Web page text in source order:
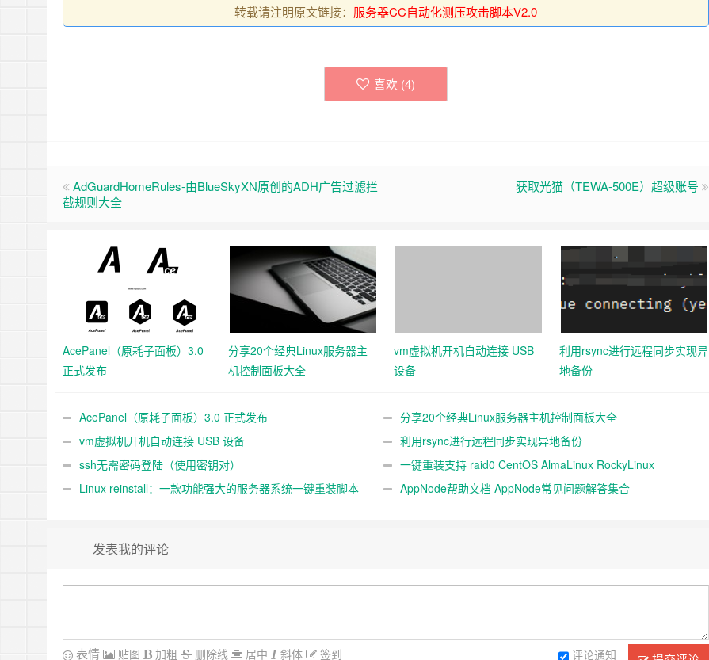
转载请注明原文链接： 服务器CC自动化测压攻击脚本V2.0
喜欢 (4)
AdGuardHomeRules-由BlueSkyXN原创的ADH广告过滤拦
截规则大全
获取光猫（TEWA-500E）超级账号
AcePanel（原耗子面板）3.0
正式发布
分享20个经典Linux服务器主
机控制面板大全
vm虚拟机开机自动连接 USB
设备
利用rsync进行远程同步实现异
地备份
AcePanel（原耗子面板）3.0 正式发布
分享20个经典Linux服务器主机控制面板大全
vm虚拟机开机自动连接 USB 设备
利用rsync进行远程同步实现异地备份
ssh无需密码登陆（使用密钥对）
一键重装支持 raid0 CentOS AlmaLinux RockyLinux
Fedora，不同系统互装
Linux reinstall：一款功能强大的服务器系统一键重装脚本 AppNode帮助文档 AppNode常见问题解答集合
发表我的评论
评论通知
表情 贴图 加粗 删除线 居中 斜体 签到